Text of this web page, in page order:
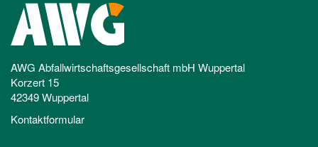
AWG Abfallwirtschaftsgesellschaft mbH Wuppertal
Korzert 15
42349 Wuppertal
Kontaktformular